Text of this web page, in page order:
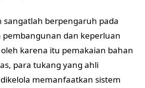
sangatlah berpengaruh pada
dan keperluan
karena itu pemakaian bahan
para tukang yang ahli
memanfaatkan sistem